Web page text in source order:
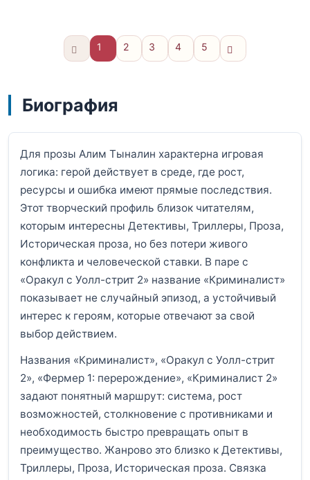
1 2 3 4 5
Вперёд
Биография
Для прозы Алим Тыналин характерна игровая
логика: герой действует в среде, где рост,
ресурсы и ошибка имеют прямые последствия.
Этот творческий профиль близок читателям,
которым интересны Детективы, Триллеры, Проза,
Историческая проза, но без потери живого
конфликта и человеческой ставки. В паре с
«Оракул с Уолл-стрит 2» название «Криминалист»
показывает не случайный эпизод, а устойчивый
интерес к героям, которые отвечают за свой
выбор действием.
Названия «Криминалист», «Оракул с Уолл-стрит
2», «Фермер 1: перерождение», «Криминалист 2»
задают понятный маршрут: система, рост
возможностей, столкновение с противниками и
необходимость быстро превращать опыт в
преимущество. Жанрово это близко к Детективы,
Триллеры, Проза, Историческая проза. Связка